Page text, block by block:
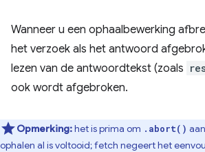
Wanneer u een ophaalbewerking
het verzoek als het antwoord
lezen van de antwoordtekst (zoals
ook wordt afgebroken.
Opmerking:het is prima om .abort()
ophalen al is voltooid; fetch negeert het